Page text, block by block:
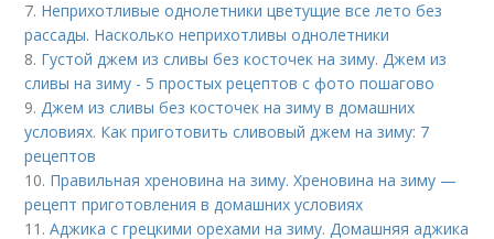
7. Неприхотливые однолетники цветущие все лето без
рассады. Насколько неприхотливы однолетники
8. Густой джем из сливы без косточек на зиму. Джем из
сливы на зиму - 5 простых рецептов с фото пошагово
9.Джем из сливы без косточек на зиму в домашних
условиях. Как приготовить сливовый джем на зиму: 7
рецептов
10. Правильная хреновина на зиму. Хреновина на зиму —
рецепт приготовления в домашних условиях
11.Аджика с грецкими орехами на зиму. Домашняя аджика